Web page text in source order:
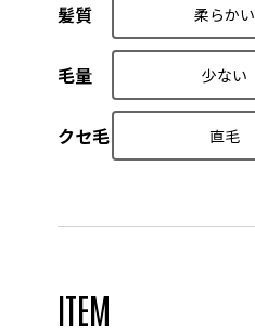
髪質 柔らかい
毛量 少ない
クセ毛 直毛
ITEM